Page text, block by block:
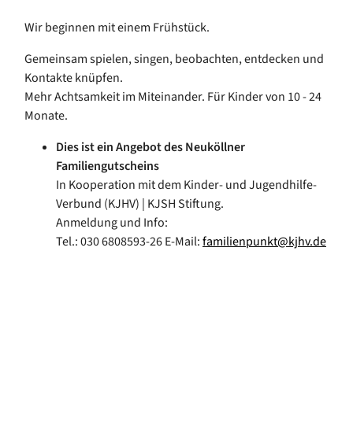
Wir beginnen mit einem Frühstück.
Gemeinsam spielen, singen, beobachten, entdecken und
Kontakte knüpfen.
Mehr Achtsamkeit im Miteinander. Für Kinder von 10 - 24
Monate.
Dies ist ein Angebot des Neuköllner
Familiengutscheins
In Kooperation mit dem Kinder- und Jugendhilfe-
Verbund (KJHV) | KJSH Stiftung.
Anmeldung und Info:
Tel.: 030 6808593-26 E-Mail:familienpunkt@kjhv.de